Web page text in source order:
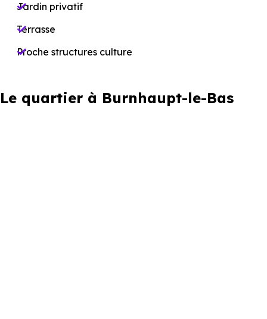
Jardin privatif
Terrasse
Proche structures culture
Le quartier à Burnhaupt-le-Bas